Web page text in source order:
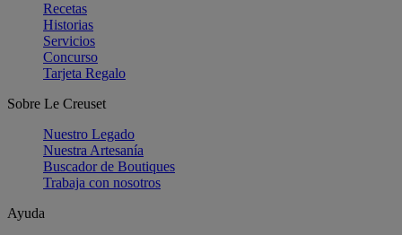
Recetas
Historias
Servicios
Concurso
Tarjeta Regalo
Sobre Le Creuset
Nuestro Legado
Nuestra Artesanía
Buscador de Boutiques
Trabaja con nosotros
Ayuda